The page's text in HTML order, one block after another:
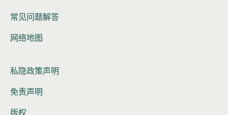
常见问题解答
网络地图
私隐政策声明
免责声明
版权